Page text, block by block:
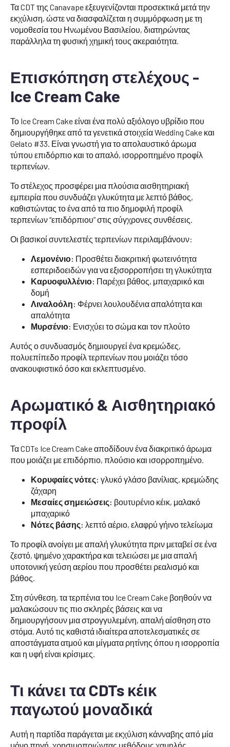
Τα CDT της Canavape εξευγενίζονται προσεκτικά μετά την
εκχύλιση, ώστε να διασφαλίζεται η συμμόρφωση με τη
νομοθεσία του Ηνωμένου Βασιλείου, διατηρώντας
παράλληλα τη φυσική χημική τους ακεραιότητα.
Επισκόπηση στελέχους -
Ice Cream Cake
Το Ice Cream Cake είναι ένα πολύ αξιόλογο υβρίδιο που
δημιουργήθηκε από τα γενετικά στοιχεία Wedding Cake και
Gelato #33. Είναι γνωστή για το απολαυστικό άρωμα
τύπου επιδόρπιο και το απαλό, ισορροπημένο προφίλ
τερπενίων.
Το στέλεχος προσφέρει μια πλούσια αισθητηριακή
εμπειρία που συνδυάζει γλυκύτητα με λεπτό βάθος,
καθιστώντας το ένα από τα πιο δημοφιλή προφίλ
τερπενίων “επιδόρπιου” στις σύγχρονες συνθέσεις.
Οι βασικοί συντελεστές τερπενίων περιλαμβάνουν:
Λεμονένιο: Προσθέτει διακριτική φωτεινότητα
εσπεριδοειδών για να εξισορροπήσει τη γλυκύτητα
Καρυοφυλλένιο: Παρέχει βάθος, μπαχαρικό και
δομή
Λιναλοόλη: Φέρνει λουλουδένια απαλότητα και
απαλότητα
Μυρσένιο: Ενισχύει το σώμα και τον πλούτο
Αυτός ο συνδυασμός δημιουργεί ένα κρεμώδες,
πολυεπίπεδο προφίλ τερπενίων που μοιάζει τόσο
ανακουφιστικό όσο και εκλεπτυσμένο.
Αρωματικό & Αισθητηριακό
προφίλ
Τα CDTs Ice Cream Cake αποδίδουν ένα διακριτικό άρωμα
που μοιάζει με επιδόρπιο, πλούσιο και ισορροπημένο.
Κορυφαίες νότες: γλυκό γλάσο βανίλιας, κρεμώδης
ζάχαρη
Μεσαίες σημειώσεις: βουτυρένιο κέικ, μαλακό
μπαχαρικό
Νότες βάσης: λεπτό αέριο, ελαφρύ γήινο τελείωμα
Το προφίλ ανοίγει με απαλή γλυκύτητα πριν μεταβεί σε ένα
ζεστό, ψημένο χαρακτήρα και τελειώσει με μια απαλή
υποτονική γεύση αερίου που προσθέτει ρεαλισμό και
βάθος.
Στη σύνθεση, τα τερπένια του Ice Cream Cake βοηθούν να
μαλακώσουν τις πιο σκληρές βάσεις και να
δημιουργήσουν μια στρογγυλεμένη, απαλή αίσθηση στο
στόμα. Αυτό τις καθιστά ιδιαίτερα αποτελεσματικές σε
αποστάγματα ατμού και μίγματα ρητίνης όπου η ισορροπία
και η υφή είναι κρίσιμες.
Τι κάνει τα CDTs κέικ
παγωτού μοναδικά
Αυτή η παρτίδα παράγεται με εκχύλιση κάνναβης από μία